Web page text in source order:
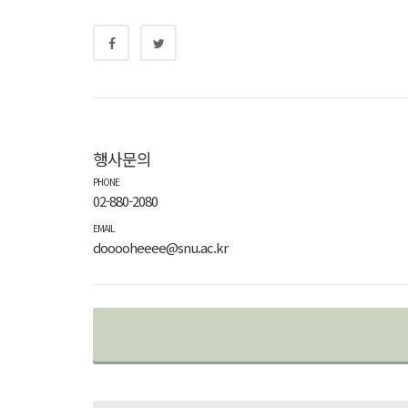
EMAIL
dooooheeee@snu.ac.kr
Related Events